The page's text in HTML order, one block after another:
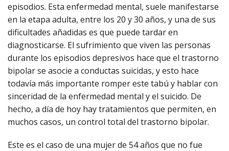
episodios. Esta enfermedad mental, suele manifestarse
en la etapa adulta, entre los 20 y 30 años, y una de sus
dificultades añadidas es que puede tardar en
diagnosticarse. El sufrimiento que viven las personas
durante los episodios depresivos hace que el trastorno
bipolar se asocie a conductas suicidas, y esto hace
todavía más importante romper este tabú y hablar con
sinceridad de la enfermedad mental y el suicido. De
hecho, a día de hoy hay tratamientos que permiten, en
muchos casos, un control total del trastorno bipolar.
Este es el caso de una mujer de 54 años que no fue